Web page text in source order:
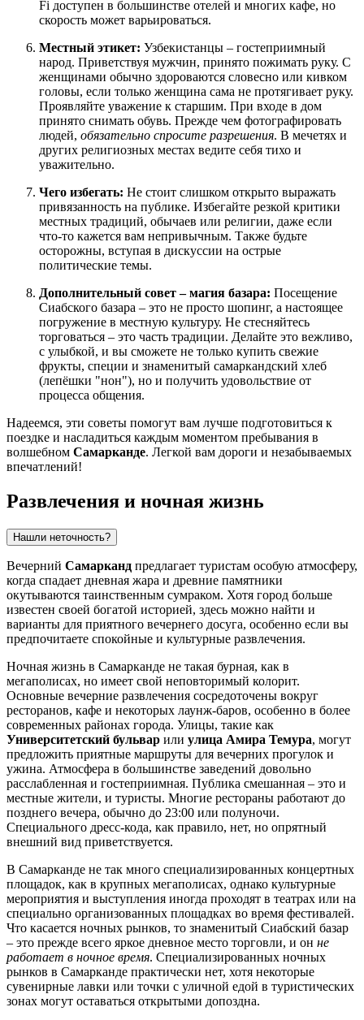
Fi доступен в большинстве отелей и многих кафе, но
скорость может варьироваться.
Местный этикет: Узбекистанцы – гостеприимный
народ. Приветствуя мужчин, принято пожимать руку. С
женщинами обычно здороваются словесно или кивком
головы, если только женщина сама не протягивает руку.
Проявляйте уважение к старшим. При входе в дом
принято снимать обувь. Прежде чем фотографировать
людей, обязательно спросите разрешения. В мечетях и
других религиозных местах ведите себя тихо и
уважительно.
Чего избегать: Не стоит слишком открыто выражать
привязанность на публике. Избегайте резкой критики
местных традиций, обычаев или религии, даже если
что-то кажется вам непривычным. Также будьте
осторожны, вступая в дискуссии на острые
политические темы.
Дополнительный совет – магия базара: Посещение
Сиабского базара – это не просто шопинг, а настоящее
погружение в местную культуру. Не стесняйтесь
торговаться – это часть традиции. Делайте это вежливо,
с улыбкой, и вы сможете не только купить свежие
фрукты, специи и знаменитый самаркандский хлеб
(лепёшки "нон"), но и получить удовольствие от
процесса общения.
Надеемся, эти советы помогут вам лучше подготовиться к
поездке и насладиться каждым моментом пребывания в
волшебном Самарканде. Легкой вам дороги и незабываемых
впечатлений!
Развлечения и ночная жизнь
Нашли неточность?
Вечерний Самарканд предлагает туристам особую атмосферу,
когда спадает дневная жара и древние памятники
окутываются таинственным сумраком. Хотя город больше
известен своей богатой историей, здесь можно найти и
варианты для приятного вечернего досуга, особенно если вы
предпочитаете спокойные и культурные развлечения.
Ночная жизнь в Самарканде не такая бурная, как в
мегаполисах, но имеет свой неповторимый колорит.
Основные вечерние развлечения сосредоточены вокруг
ресторанов, кафе и некоторых лаунж-баров, особенно в более
современных районах города. Улицы, такие как
Университетский бульвар или улица Амира Темура, могут
предложить приятные маршруты для вечерних прогулок и
ужина. Атмосфера в большинстве заведений довольно
расслабленная и гостеприимная. Публика смешанная – это и
местные жители, и туристы. Многие рестораны работают до
позднего вечера, обычно до 23:00 или полуночи.
Специального дресс-кода, как правило, нет, но опрятный
внешний вид приветствуется.
В Самарканде не так много специализированных концертных
площадок, как в крупных мегаполисах, однако культурные
мероприятия и выступления иногда проходят в театрах или на
специально организованных площадках во время фестивалей.
Что касается ночных рынков, то знаменитый Сиабский базар
– это прежде всего яркое дневное место торговли, и он не
работает в ночное время. Специализированных ночных
рынков в Самарканде практически нет, хотя некоторые
сувенирные лавки или точки с уличной едой в туристических
зонах могут оставаться открытыми допоздна.